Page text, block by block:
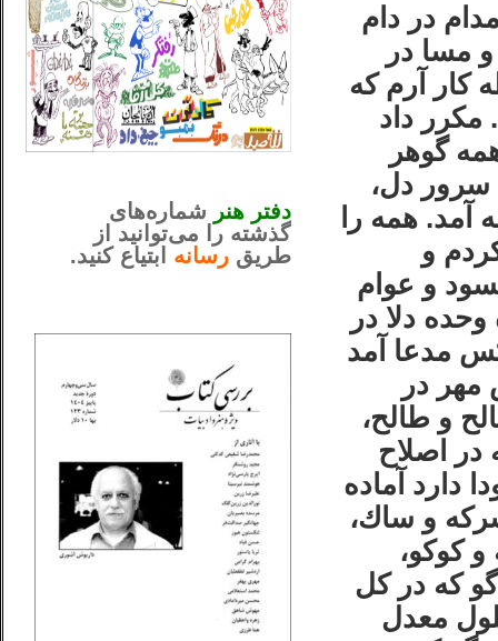
در دام
مسا در
كار آرم كه
مكرر داد
گوهر
سرور دل،
آمد. همه را
و
و عوام
دلا در
مدعا آمد
در
و طالح،
در اصلاح
دارد آماده
و ساك،
كوكو،
كه در كل
معدل
دفتر هنر شماره‌های
گذشته را می‌توانید از
طریق رسانه ابتیاع کنید.